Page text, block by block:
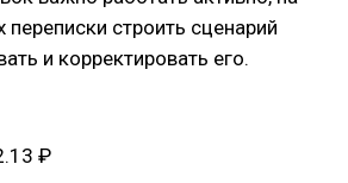
строить сценарий
и корректировать его.
₽